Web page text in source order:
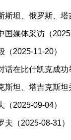
斯坦、俄罗斯、
媒体采访（
2025-11-20）
在比什凯克成功
坦、塔吉克斯
2025-09-04）
（2025-08-31）